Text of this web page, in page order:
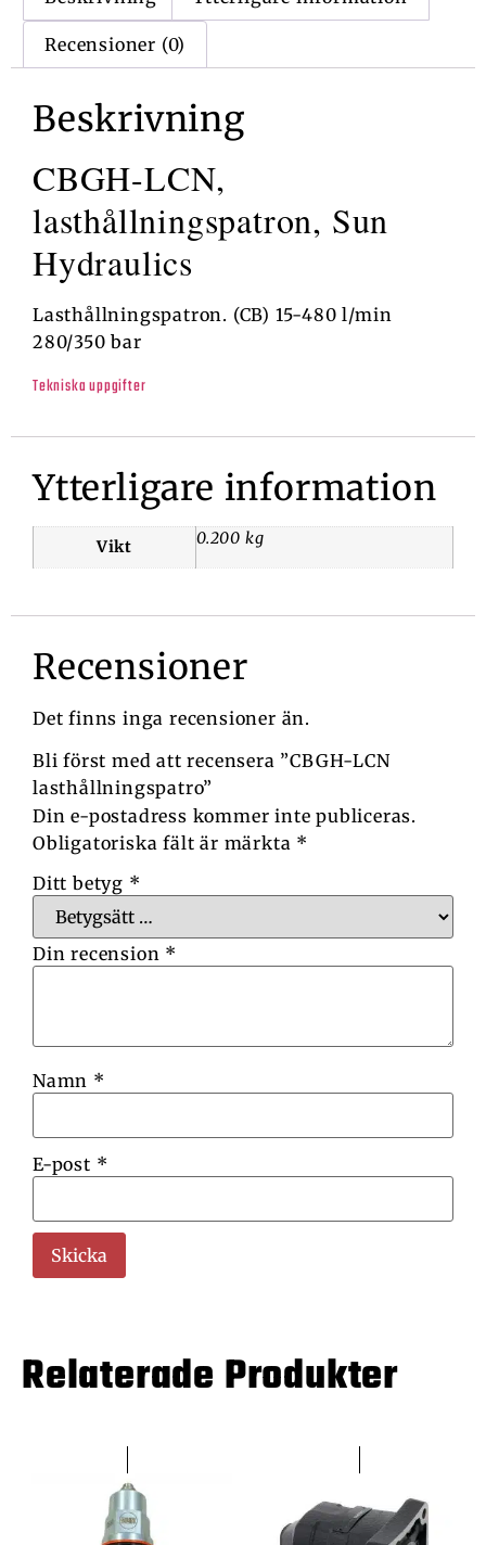
Recensioner (0)
Beskrivning
CBGH-LCN,
lasthållningspatron, Sun
Hydraulics
Lasthållningspatron. (CB) 15-480 l/min
280/350 bar
Tekniska uppgifter
Ytterligare information
Vikt 0.200 kg
Recensioner
Det finns inga recensioner än.
Bli först med att recensera ”CBGH-LCN
lasthållningspatro”
Din e-postadress kommer inte publiceras.
Obligatoriska fält är märkta *
Ditt betyg *
Din recension *
Namn *
E-post *
Relaterade Produkter